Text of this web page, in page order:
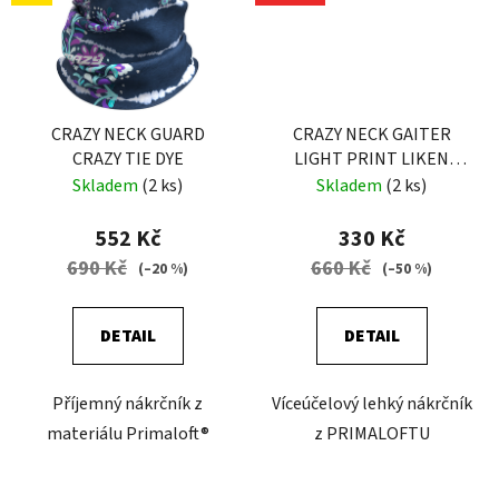
CRAZY NECK GUARD
CRAZY TIE DYE
Skladem (2 ks)
552 Kč
690 Kč (–20 %)
DETAIL
Příjemný nákrčník z
materiálu Primaloft®
CRAZY NECK GAITER
LIGHT PRINT LIKEN
SCOTTISH
Skladem (2 ks)
330 Kč
660 Kč (–50 %)
DETAIL
Víceúčelový lehký nákrčník
z PRIMALOFTU